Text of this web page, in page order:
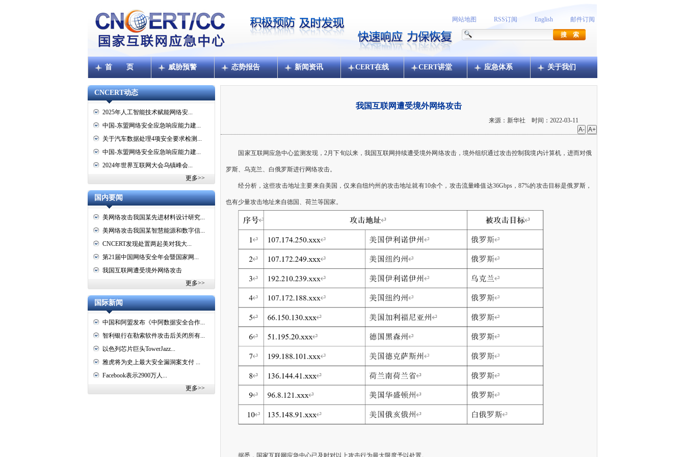
网站地图 RSS订阅 English 邮件订阅
首 页 威胁预警 态势报告 新闻资讯 CERT在线 CERT讲堂 应急体系 关于我们
CNCERT动态
2025年人工智能技术赋能网络安...
中国-东盟网络安全应急响应能力建...
关于汽车数据处理4项安全要求检测...
中国-东盟网络安全应急响应能力建...
2024年世界互联网大会乌镇峰会...
更多>>
国内要闻
美网络攻击我国某先进材料设计研究...
美网络攻击我国某智慧能源和数字信...
CNCERT发现处置两起美对我大...
第21届中国网络安全年会暨国家网...
我国互联网遭受境外网络攻击
更多>>
国际新闻
中国和阿盟发布《中阿数据安全合作...
智利银行在勒索软件攻击后关闭所有...
以色列芯片巨头TowerJazz...
雅虎将为史上最大安全漏洞案支付 ...
Facebook表示2900万人...
更多>>
我国互联网遭受境外网络攻击
来源：新华社 时间：2022-03-11
国家互联网应急中心监测发现，2月下旬以来，我国互联网持续遭受境外网络攻击，境外组织通过攻击控制我境内计算机，进而对俄
罗斯、乌克兰、白俄罗斯进行网络攻击。
经分析，这些攻击地址主要来自美国，仅来自纽约州的攻击地址就有10余个，攻击流量峰值达36Gbps，87%的攻击目标是俄罗斯，
也有少量攻击地址来自德国、荷兰等国家。
据悉，国家互联网应急中心已及时对以上攻击行为最大限度予以处置。